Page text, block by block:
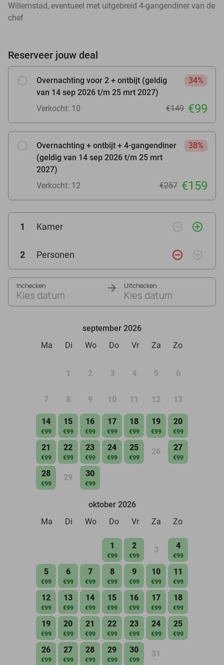
Willemstad, eventueel met uitgebreid 4-gangendiner van de
chef
Reserveer jouw deal
Overnachting voor 2 + ontbijt (geldig
van 14 sep 2026 t/m 25 mrt 2027)
34%
Verkocht: 10 €149 €99
Overnachting + ontbijt + 4-gangendiner
(geldig van 14 sep 2026 t/m 25 mrt
2027)
38%
Verkocht: 12 €257 €159
1 Kamer remove_circle_outline add_circle_outline
2 Personen remove_circle_outline add_circle_outline
Inchecken
Kies datum
Uitchecken
Kies datum
september 2026
Ma
Di Wo Do Vr Za Zo
1 2 3 4 5 6
7 8 9 10 11 12 13
14
€99
15
€99
16
€99
17
€99
18
€99
19
€99
20
€99
21
€99
22
€99
23
€99
24
€99
25
€99
26 27
€99
28
€99
29 30
€99
oktober 2026
Ma
Di Wo Do Vr Za Zo
1
€99
2
€99
3 4
€99
5
€99
6
€99
7
€99
8
€99
9
€99
10
€99
11
€99
12
€99
13
€99
14
€99
15
€99
16
€99
17
€99
18
€99
19
€99
20
€99
21
€99
22
€99
23
€99
24
€99
25
€99
26
€99
27
€99
28
€99
29
€99
30
€99
31